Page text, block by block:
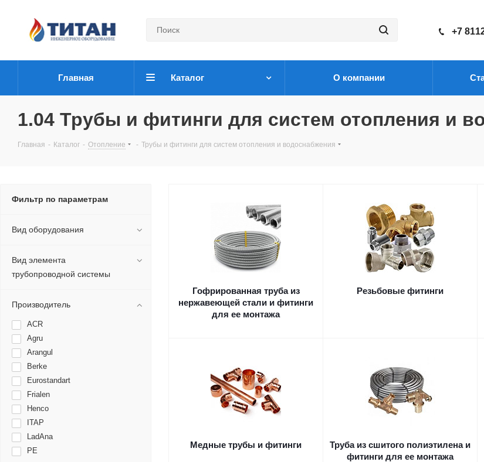
+7
Главная Каталог О компании
1.04 Трубы и фитинги для систем отопления и
Главная - Каталог - Отопление - Трубы и фитинги для систем отопления и водоснабжения
Гофрированная труба из
нержавеющей стали и фитинги
для ее монтажа
Резьбовые фитинги
Медные трубы и фитинги
Труба из сшитого полиэтилена и
фитинги для ее монтажа
Фильтр по параметрам
Вид оборудования
Вид элемента
трубопроводной системы
Производитель
ACR
Agru
Arangul
Berke
Eurostandart
Frialen
Henco
ITAP
LadAna
PE